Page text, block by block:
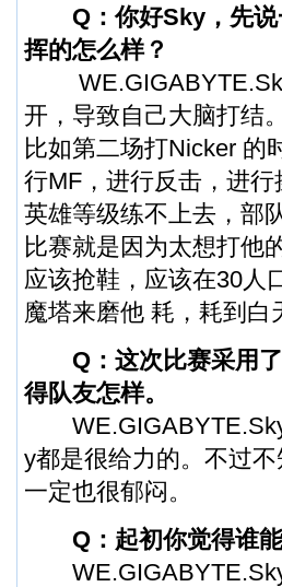
Q：你好Sky，先
挥的怎么样？
WE.GIGABYTE.Sky
开，导致自己大脑打结
比如第二场打Nicker 的
行MF，进行反击，进
英雄等级练不上去，部
比赛就是因为太想打他
应该抢鞋，应该在30人
魔塔来磨他 耗，耗到白
Q：这次比赛采用
得队友怎样。
WE.GIGABYTE.Sky
y都是很给力的。不过
一定也很郁闷。
Q：起初你觉得谁
WE.GIGABYTE.Sky